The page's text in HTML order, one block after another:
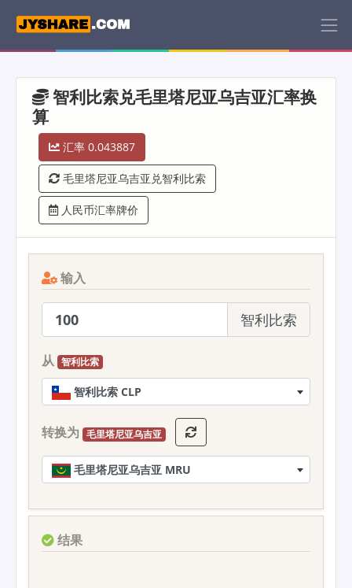
智利比索兑毛里塔尼亚乌吉亚汇率换
算
汇率 0.043887
毛里塔尼亚乌吉亚兑智利比索
人民币汇率牌价
输入
智利比索
从 智利比索
智利比索 CLP
转换为 毛里塔尼亚乌吉亚
毛里塔尼亚乌吉亚 MRU
结果